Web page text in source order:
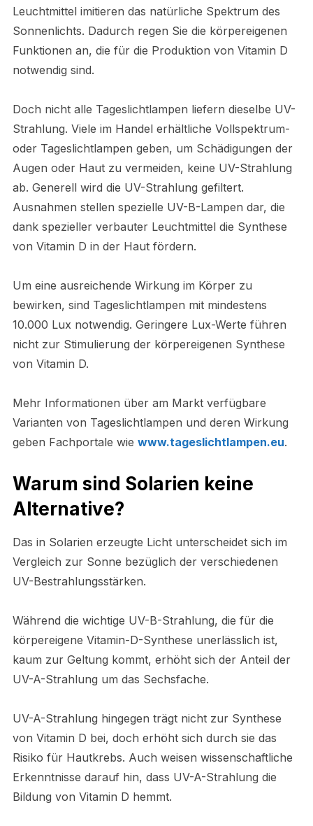
Leuchtmittel imitieren das natürliche Spektrum des
Sonnenlichts. Dadurch regen Sie die körpereigenen
Funktionen an, die für die Produktion von Vitamin D
notwendig sind.
Doch nicht alle Tageslichtlampen liefern dieselbe UV-
Strahlung. Viele im Handel erhältliche Vollspektrum-
oder Tageslichtlampen geben, um Schädigungen der
Augen oder Haut zu vermeiden, keine UV-Strahlung
ab. Generell wird die UV-Strahlung gefiltert.
Ausnahmen stellen spezielle UV-B-Lampen dar, die
dank spezieller verbauter Leuchtmittel die Synthese
von Vitamin D in der Haut fördern.
Um eine ausreichende Wirkung im Körper zu
bewirken, sind Tageslichtlampen mit mindestens
10.000 Lux notwendig. Geringere Lux-Werte führen
nicht zur Stimulierung der körpereigenen Synthese
von Vitamin D.
Mehr Informationen über am Markt verfügbare
Varianten von Tageslichtlampen und deren Wirkung
geben Fachportale wie www.tageslichtlampen.eu.
Warum sind Solarien keine
Alternative?
Das in Solarien erzeugte Licht unterscheidet sich im
Vergleich zur Sonne bezüglich der verschiedenen
UV-Bestrahlungsstärken.
Während die wichtige UV-B-Strahlung, die für die
körpereigene Vitamin-D-Synthese unerlässlich ist,
kaum zur Geltung kommt, erhöht sich der Anteil der
UV-A-Strahlung um das Sechsfache.
UV-A-Strahlung hingegen trägt nicht zur Synthese
von Vitamin D bei, doch erhöht sich durch sie das
Risiko für Hautkrebs. Auch weisen wissenschaftliche
Erkenntnisse darauf hin, dass UV-A-Strahlung die
Bildung von Vitamin D hemmt.